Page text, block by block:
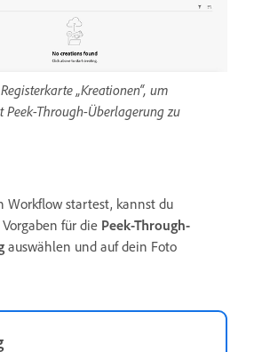
„Kreationen“, um
Peek-Through-Überlagerung zu
Workflow startest, kannst du
für die Peek-Through-
auswählen und auf dein Foto